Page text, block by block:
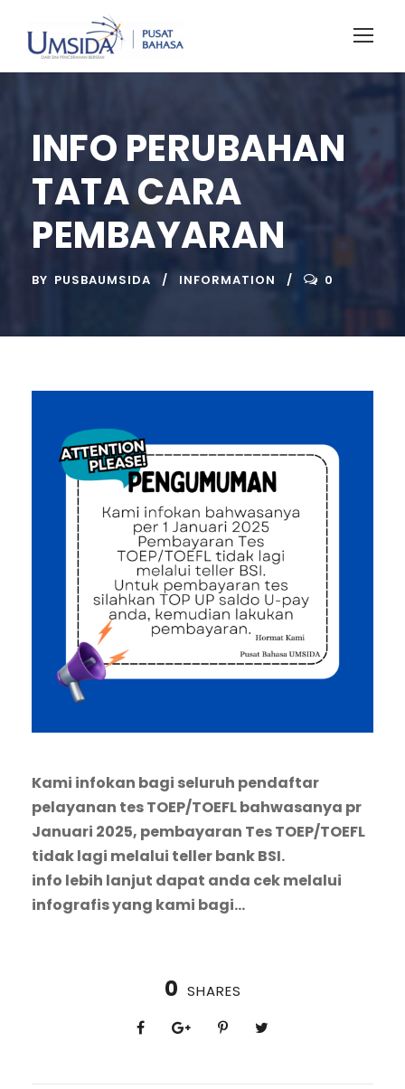
INFO PERUBAHAN
TATA CARA
PEMBAYARAN
BY PUSBAUMSIDA INFORMATION 0
Kami infokan bagi seluruh pendaftar
pelayanan tes TOEP/TOEFL bahwasanya pr
Januari 2025, pembayaran Tes TOEP/TOEFL
tidak lagi melalui teller bank BSI.
info lebih lanjut dapat anda cek melalui
infografis yang kami bagi…
0 SHARES